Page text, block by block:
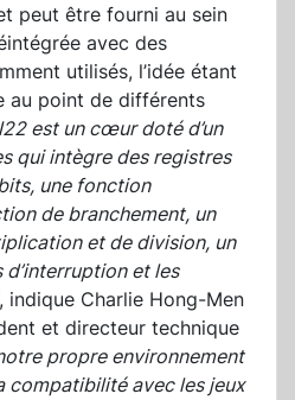
peut être fourni au sein
avec des
utilisés, l’idée étant
au point de différents
est un cœur doté d’un
qui intègre des registres
une fonction
de branchement, un
et de division, un
et les
, indique Charlie Hong-Men
et directeur technique
propre environnement
compatibilité avec les jeux